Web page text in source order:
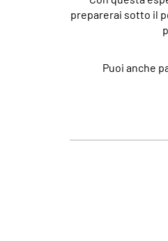
preparerai sotto il
Puoi anche